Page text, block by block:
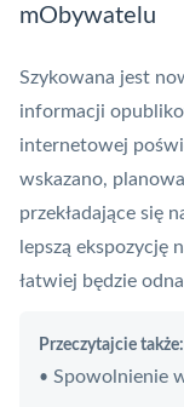
mObywatelu
Szykowana jest
informacji
internetowej
wskazano,
przekładające się
lepszą ekspozycję
łatwiej będzie
Przeczytajcie także:
• Spowolnienie